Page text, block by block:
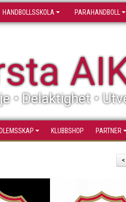
HANDBOLLSSKOLA PARAHANDBOLL
• Delaktighet •
KLUBBSHOP PARTNER
<